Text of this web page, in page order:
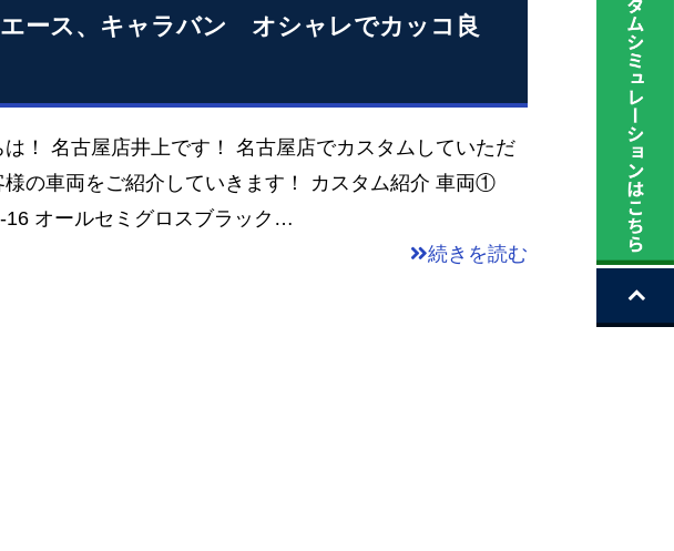
ース、キャラバン オシャレでカッコ良
は！ 名古屋店井上です！ 名古屋店でカスタムしていただ
様の車両をご紹介していきます！ カスタム紹介 車両①
オールセミグロスブラック…
続きを読む